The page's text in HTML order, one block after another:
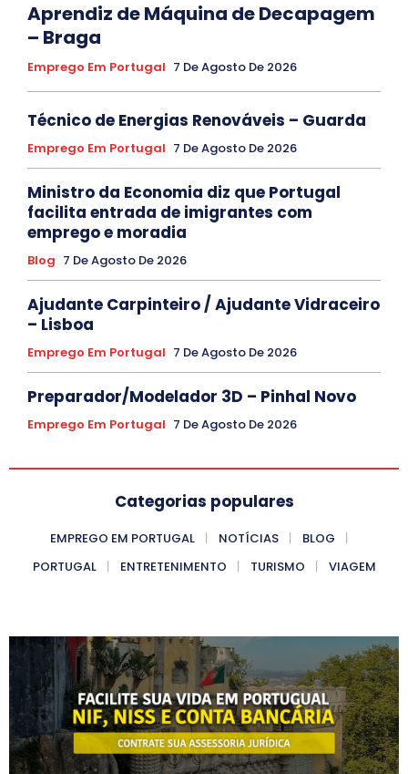
Aprendiz de Máquina de Decapagem
– Braga
Emprego Em Portugal 7 De Agosto De 2026
Técnico de Energias Renováveis – Guarda
Emprego Em Portugal 7 De Agosto De 2026
Ministro da Economia diz que Portugal
facilita entrada de imigrantes com
emprego e moradia
Blog 7 De Agosto De 2026
Ajudante Carpinteiro / Ajudante Vidraceiro
– Lisboa
Emprego Em Portugal 7 De Agosto De 2026
Preparador/Modelador 3D – Pinhal Novo
Emprego Em Portugal 7 De Agosto De 2026
Categorias populares
EMPREGO EM PORTUGAL NOTÍCIAS
BLOG
PORTUGAL
ENTRETENIMENTO TURISMO VIAGEM